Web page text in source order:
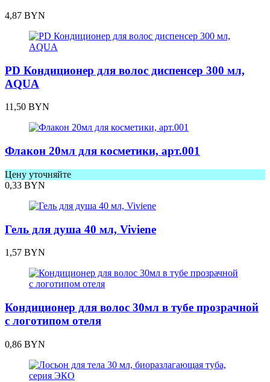
4,87 BYN
PD Кондиционер для волос диспенсер 300 мл,
AQUA
11,50 BYN
Флакон 20мл для косметики, арт.001
Цену уточняйте
0,33 BYN
Гель для душа 40 мл, Viviene
1,57 BYN
Кондиционер для волос 30мл в тубе прозрачной
с логотипом отеля
0,86 BYN